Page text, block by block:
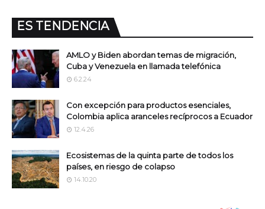
ES TENDENCIA
AMLO y Biden abordan temas de migración,
Cuba y Venezuela en llamada telefónica
6.2.24
Con excepción para productos esenciales,
Colombia aplica aranceles recíprocos a Ecuador
12.4.26
Ecosistemas de la quinta parte de todos los
países, en riesgo de colapso
14.10.20